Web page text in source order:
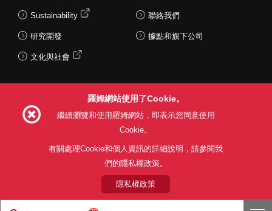
Sustainability
研究開發
文化與社會
聯絡我們
據點和旗下公司
利用目的 隱私權政策
關於本公司產品銷售之標準條款(PDF)
© 1997 - 2026 ROHM CO., LTD. ALL RIGHTS RESERVED.
羅姆網站使用了Cookie。
繼續瀏覽和使用羅姆網站，即表示您同意使用
Cookie。
有關處理Cookie和個人資訊的詳細說明，請參閱我
們的隱私權政策。
隱私權政策